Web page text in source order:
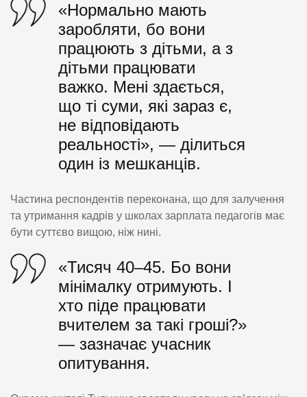
«Нормально мають
заробляти, бо вони
працюють з дітьми, а з
дітьми працювати
важко. Мені здається,
що ті суми, які зараз є,
не відповідають
реальності», — ділиться
один із мешканців.
Частина респондентів переконана, що для залучення
та утримання кадрів у школах зарплата педагогів має
бути суттєво вищою, ніж нині.
«Тисяч 40–45. Бо вони
мінімалку отримують. І
хто піде працювати
вчителем за такі гроші?»
— зазначає учасник
опитування.